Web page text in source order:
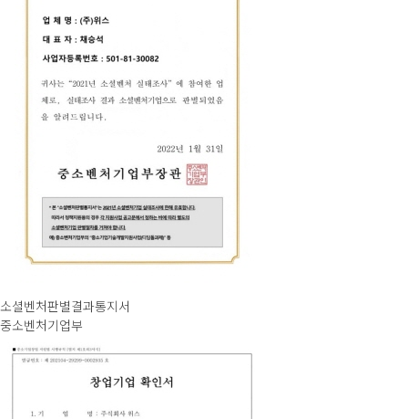
소셜벤처판별결과통지서
중소벤처기업부